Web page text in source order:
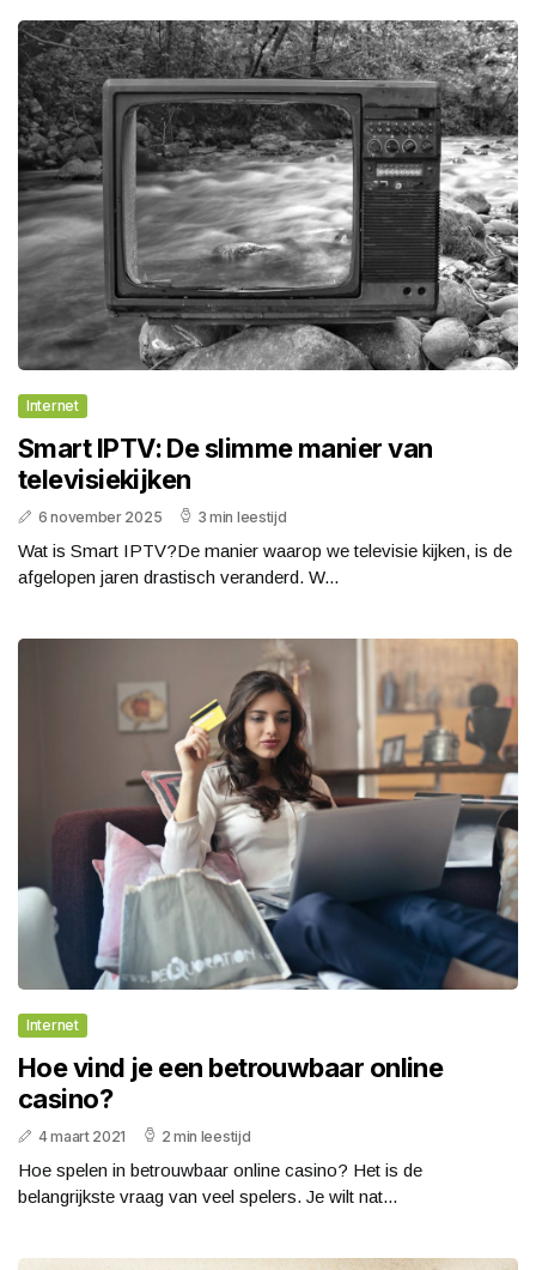
Internet
Smart IPTV: De slimme manier van
televisiekijken
6 november 2025 3 min leestijd
Wat is Smart IPTV?De manier waarop we televisie kijken, is de
afgelopen jaren drastisch veranderd. W...
Internet
Hoe vind je een betrouwbaar online
casino?
4 maart 2021 2 min leestijd
Hoe spelen in betrouwbaar online casino? Het is de
belangrijkste vraag van veel spelers. Je wilt nat...